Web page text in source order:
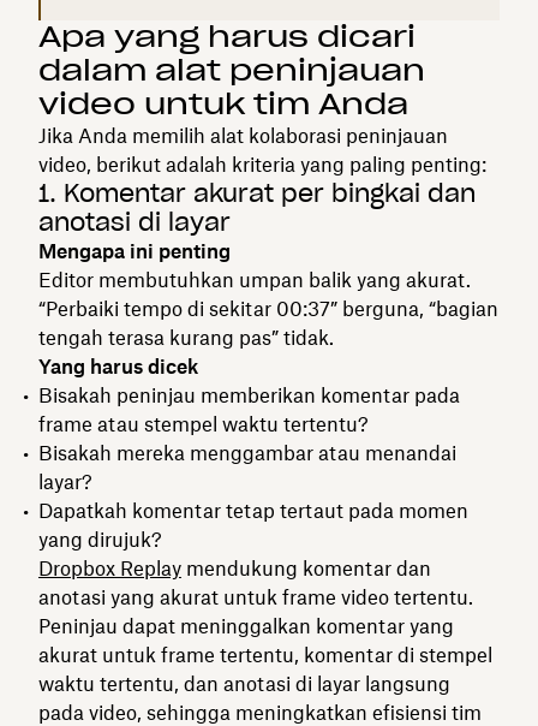
Apa yang harus dicari
dalam alat peninjauan
video untuk tim Anda
Jika Anda memilih alat kolaborasi peninjauan
video, berikut adalah kriteria yang paling penting:
1. Komentar akurat per bingkai dan
anotasi di layar
Mengapa ini penting
Editor membutuhkan umpan balik yang akurat.
“Perbaiki tempo di sekitar 00:37” berguna, “bagian
tengah terasa kurang pas” tidak.
Yang harus dicek
Bisakah peninjau memberikan komentar pada
frame atau stempel waktu tertentu?
Bisakah mereka menggambar atau menandai
layar?
Dapatkah komentar tetap tertaut pada momen
yang dirujuk?
Dropbox Replay mendukung komentar dan
anotasi yang akurat untuk frame video tertentu.
Peninjau dapat meninggalkan komentar yang
akurat untuk frame tertentu, komentar di stempel
waktu tertentu, dan anotasi di layar langsung
pada video, sehingga meningkatkan efisiensi tim